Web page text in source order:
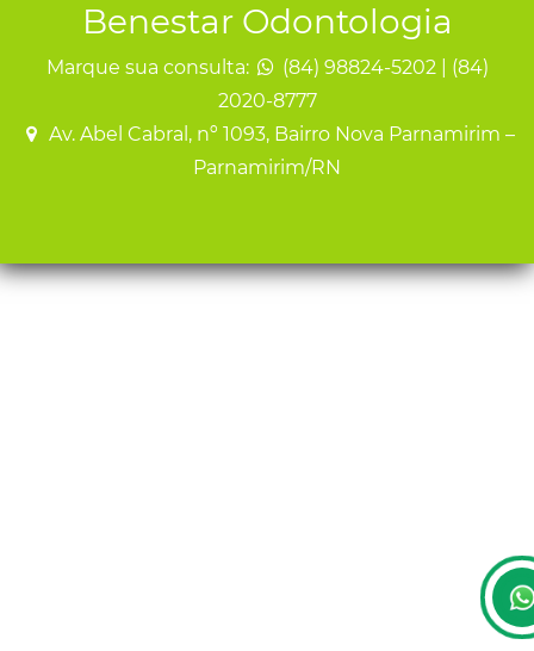
Benestar Odontologia
Marque sua consulta:
(84) 98824-5202 | (84)
2020-8777
Av. Abel Cabral, nº 1093, Bairro Nova Parnamirim –
Parnamirim/RN